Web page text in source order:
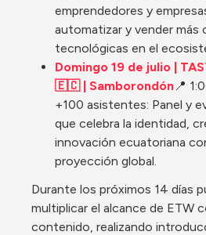
emprendedores y
automatizar y vender más
tecnológicas en el
Domingo 19 de julio |
🇪🇨 | Samborondón📍
+100 asistentes: Panel y
que celebra la identidad,
innovación ecuatoriana
proyección global.
Durante los próximos 14 días
multiplicar el alcance de ETW
contenido, realizando